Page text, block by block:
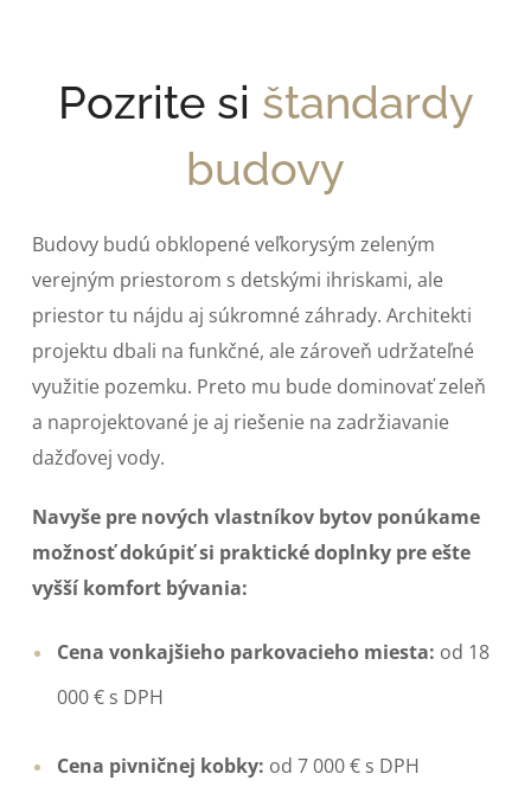
Pozrite si štandardy
budovy
Budovy budú obklopené veľkorysým zeleným
verejným priestorom s detskými ihriskami, ale
priestor tu nájdu aj súkromné záhrady. Architekti
projektu dbali na funkčné, ale zároveň udržateľné
využitie pozemku. Preto mu bude dominovať zeleň
a naprojektované je aj riešenie na zadržiavanie
dažďovej vody.
Navyše pre nových vlastníkov bytov ponúkame
možnosť dokúpiť si praktické doplnky pre ešte
vyšší komfort bývania:
Cena vonkajšieho parkovacieho miesta: od 18
000 € s DPH
Cena pivničnej kobky: od 7 000 € s DPH